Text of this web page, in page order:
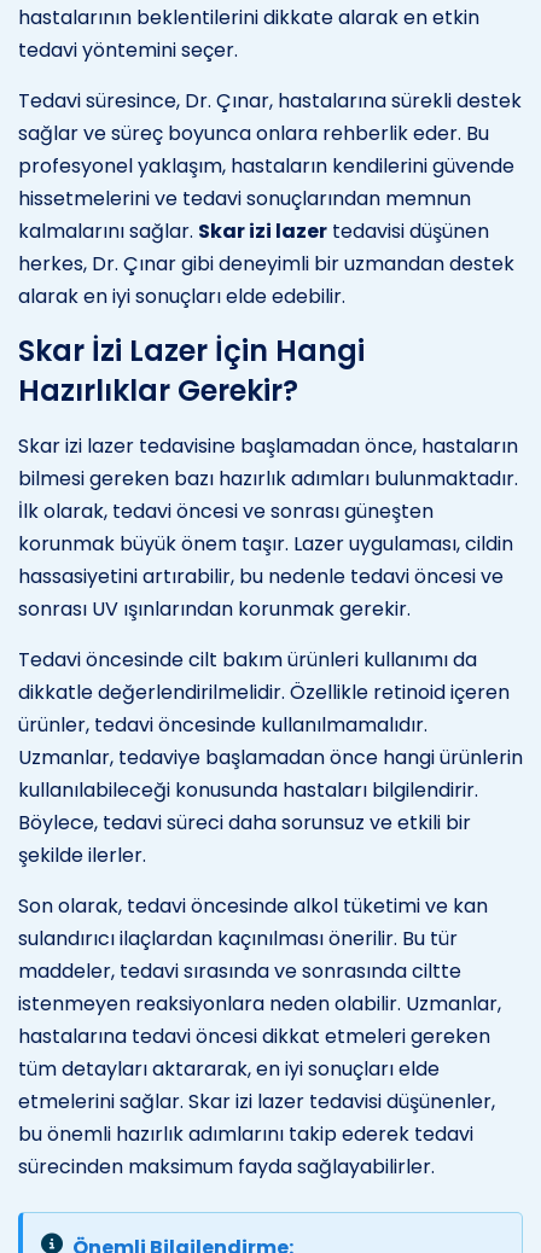
hastalarının beklentilerini dikkate alarak en etkin
tedavi yöntemini seçer.
Tedavi süresince, Dr. Çınar, hastalarına sürekli destek
sağlar ve süreç boyunca onlara rehberlik eder. Bu
profesyonel yaklaşım, hastaların kendilerini güvende
hissetmelerini ve tedavi sonuçlarından memnun
kalmalarını sağlar. Skar izi lazer tedavisi düşünen
herkes, Dr. Çınar gibi deneyimli bir uzmandan destek
alarak en iyi sonuçları elde edebilir.
Skar İzi Lazer İçin Hangi
Hazırlıklar Gerekir?
Skar izi lazer tedavisine başlamadan önce, hastaların
bilmesi gereken bazı hazırlık adımları bulunmaktadır.
İlk olarak, tedavi öncesi ve sonrası güneşten
korunmak büyük önem taşır. Lazer uygulaması, cildin
hassasiyetini artırabilir, bu nedenle tedavi öncesi ve
sonrası UV ışınlarından korunmak gerekir.
Tedavi öncesinde cilt bakım ürünleri kullanımı da
dikkatle değerlendirilmelidir. Özellikle retinoid içeren
ürünler, tedavi öncesinde kullanılmamalıdır.
Uzmanlar, tedaviye başlamadan önce hangi ürünlerin
kullanılabileceği konusunda hastaları bilgilendirir.
Böylece, tedavi süreci daha sorunsuz ve etkili bir
şekilde ilerler.
Son olarak, tedavi öncesinde alkol tüketimi ve kan
sulandırıcı ilaçlardan kaçınılması önerilir. Bu tür
maddeler, tedavi sırasında ve sonrasında ciltte
istenmeyen reaksiyonlara neden olabilir. Uzmanlar,
hastalarına tedavi öncesi dikkat etmeleri gereken
tüm detayları aktararak, en iyi sonuçları elde
etmelerini sağlar. Skar izi lazer tedavisi düşünenler,
bu önemli hazırlık adımlarını takip ederek tedavi
sürecinden maksimum fayda sağlayabilirler.
Önemli Bilgilendirme: